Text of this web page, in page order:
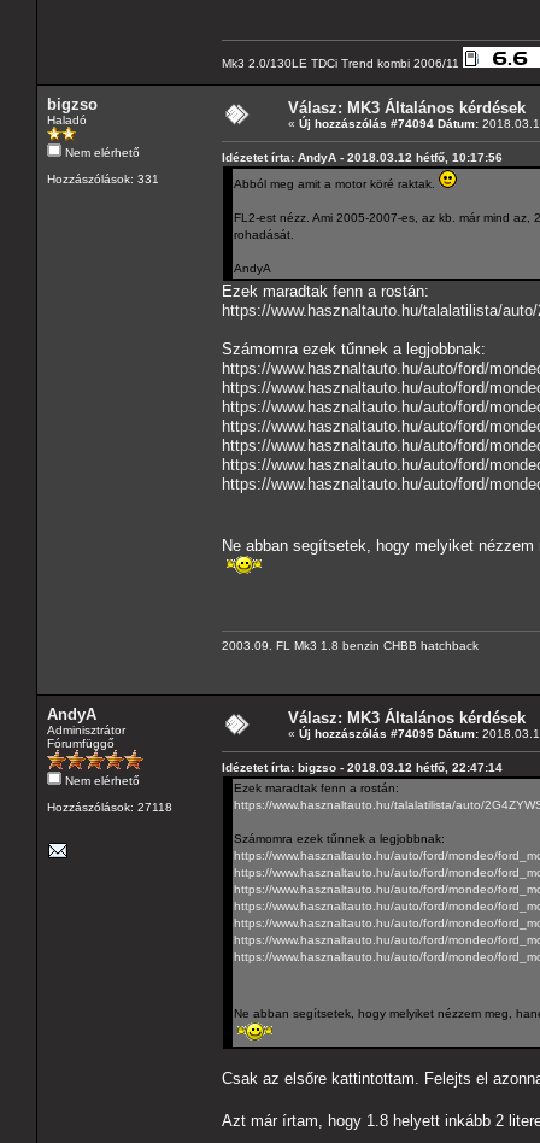
Mk3 2.0/130LE TDCi Trend kombi 2006/11
bigzso
Haladó
Nem elérhető
Hozzászólások: 331
Válasz: MK3 Általános kérdések
« Új hozzászólás #74094 Dátum:
Idézetet írta: AndyA - 2018.03.12 hétfő, 10:17:56
Abból meg amit a motor köré raktak.
FL2-est nézz. Ami 2005-2007-es, az kb. már mind
rohadását.
AndyA
Ezek maradtak fenn a rostán:
https://www.hasznaltauto.hu/talalatilista/
Számomra ezek tűnnek a legjobbnak:
https://www.hasznaltauto.hu/auto/ford/
https://www.hasznaltauto.hu/auto/ford/
https://www.hasznaltauto.hu/auto/ford/
https://www.hasznaltauto.hu/auto/ford/
https://www.hasznaltauto.hu/auto/ford/
https://www.hasznaltauto.hu/auto/ford/
https://www.hasznaltauto.hu/auto/ford/
Ne abban segítsetek, hogy melyiket
2003.09. FL Mk3 1.8 benzin CHBB hatchback
AndyA
Adminisztrátor
Fórumfüggő
Nem elérhető
Hozzászólások: 27118
Válasz: MK3 Általános kérdések
« Új hozzászólás #74095 Dátum:
Idézetet írta: bigzso - 2018.03.12 hétfő, 22:47:14
Ezek maradtak fenn a rostán:
https://www.hasznaltauto.hu/talalatilista/auto/
Számomra ezek tűnnek a legjobbnak:
https://www.hasznaltauto.hu/auto/ford/mondeo/
https://www.hasznaltauto.hu/auto/ford/mondeo/
https://www.hasznaltauto.hu/auto/ford/mondeo/
https://www.hasznaltauto.hu/auto/ford/mondeo/
https://www.hasznaltauto.hu/auto/ford/mondeo/
https://www.hasznaltauto.hu/auto/ford/mondeo/
https://www.hasznaltauto.hu/auto/ford/mondeo/
Ne abban segítsetek, hogy melyiket nézzem meg,
Csak az elsőre kattintottam. Felejts el
Azt már írtam, hogy 1.8 helyett inkább 2